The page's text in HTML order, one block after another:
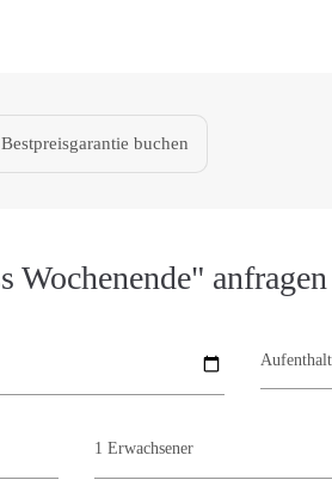
buchen
Wochenende" anfragen